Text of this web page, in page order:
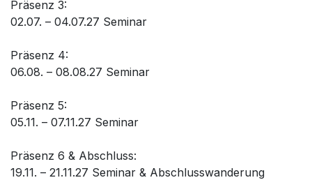
Präsenz 3:
02.07. – 04.07.27 Seminar
Präsenz 4:
06.08. – 08.08.27 Seminar
Präsenz 5:
05.11. – 07.11.27 Seminar
Präsenz 6 & Abschluss:
19.11. – 21.11.27 Seminar & Abschlusswanderung